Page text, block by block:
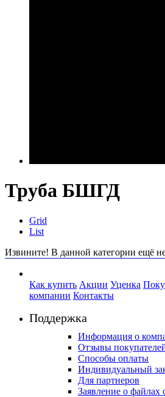
Труба БШГД
Grid
List
Извините! В данной категории ещё
Как купить Акции Уценка
компании Контакты
Поддержка
Информация о
Отзывы
Способы оплаты
Индивидуальный
Для партнеров
Заявление о файлах